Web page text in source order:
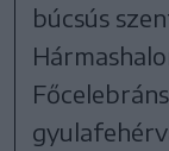
búcsús